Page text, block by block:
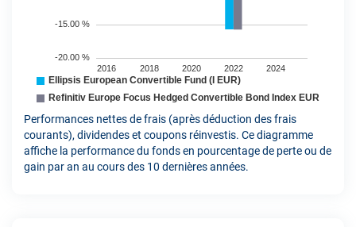
Performances nettes de frais (après déduction des frais
courants), dividendes et coupons réinvestis. Ce diagramme
affiche la performance du fonds en pourcentage de perte ou de
gain par an au cours des 10 dernières années.